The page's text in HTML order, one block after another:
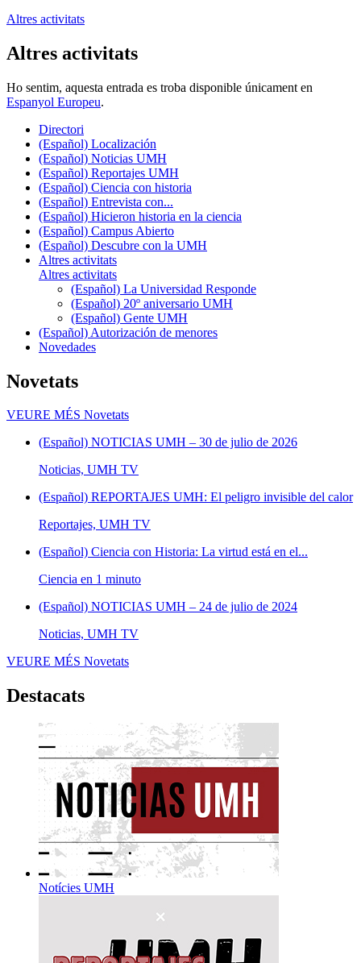
Altres activitats
Altres activitats
Ho sentim, aquesta entrada es troba disponible únicament en
Espanyol Europeu.
Directori
(Español) Localización
(Español) Noticias UMH
(Español) Reportajes UMH
(Español) Ciencia con historia
(Español) Entrevista con...
(Español) Hicieron historia en la ciencia
(Español) Campus Abierto
(Español) Descubre con la UMH
Altres activitats
Altres activitats
(Español) La Universidad Responde
(Español) 20º aniversario UMH
(Español) Gente UMH
(Español) Autorización de menores
Novedades
Novetats
VEURE MÉS Novetats
(Español) NOTICIAS UMH – 30 de julio de 2026
Noticias, UMH TV
(Español) REPORTAJES UMH: El peligro invisible del calor
Reportajes, UMH TV
(Español) Ciencia con Historia: La virtud está en el...
Ciencia en 1 minuto
(Español) NOTICIAS UMH – 24 de julio de 2024
Noticias, UMH TV
VEURE MÉS Novetats
Destacats
Notícies UMH